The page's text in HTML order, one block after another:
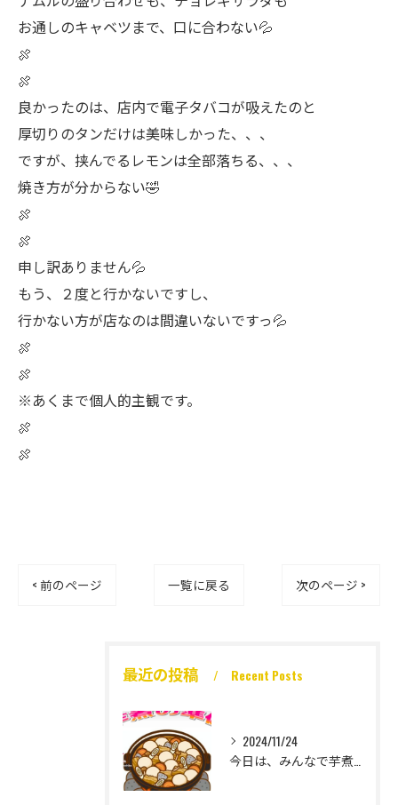
お通しのキャベツまで、口に合わない💦
🍖
🍖
良かったのは、店内で電子タバコが吸えたのと
厚切りのタンだけは美味しかった、、、
ですが、挟んでるレモンは全部落ちる、、、
焼き方が分からない🤣
🍖
🍖
申し訳ありません💦
もう、２度と行かないですし、
行かない方が店なのは間違いないですっ💦
🍖
🍖
※あくまで個人的主観です。
🍖
🍖
< 前のページ 一覧に戻る 次のページ >
最近の投稿 Recent Posts
2024/11/24